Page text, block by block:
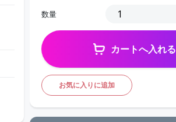
数量
カートへ入れる
お気に入りに追加